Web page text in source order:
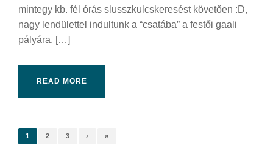
mintegy kb. fél órás slusszkulcskeresést követően :D,
nagy lendülettel indultunk a “csatába” a festői gaali
pályára. […]
READ MORE
1 2 3 › »